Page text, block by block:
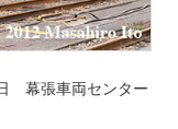
幕張車両センター